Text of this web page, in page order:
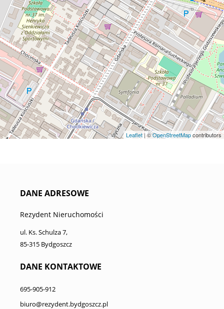
Leaflet| ©OpenStreetMapcontributors
DANE ADRESOWE
Rezydent Nieruchomości
ul. Ks. Schulza 7,
85-315 Bydgoszcz
DANE KONTAKTOWE
695-905-912
biuro@rezydent.bydgoszcz.pl